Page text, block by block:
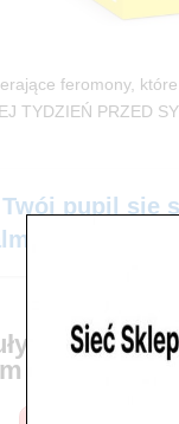
feromony,
TYDZIEŃ PRZED
pupil się
Care
dostępne
Dworze